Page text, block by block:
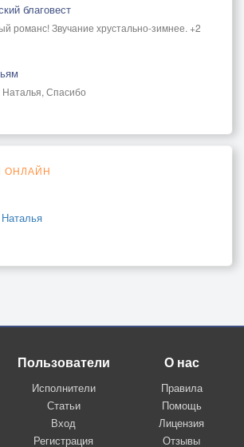
благовест
романс! Звучание хрустально-зимнее. +2
Спасибо
ОНЛАЙН
Пользователи
Исполнители
Статьи
Вход
Регистрация
О нас
Правила
Помощь
Лицензия
Отзывы